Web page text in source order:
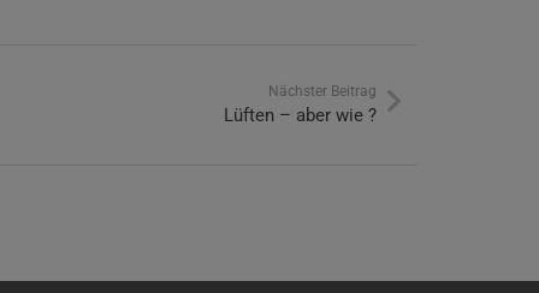
Nächster Beitrag
Lüften – aber wie ?